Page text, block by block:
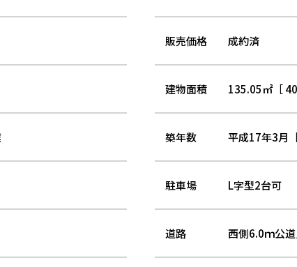
販売価格 成約済
建物面積 135.05㎡［
築年数 平成17年3月
駐車場 L字型2台可
道路 西側6.0ｍ公